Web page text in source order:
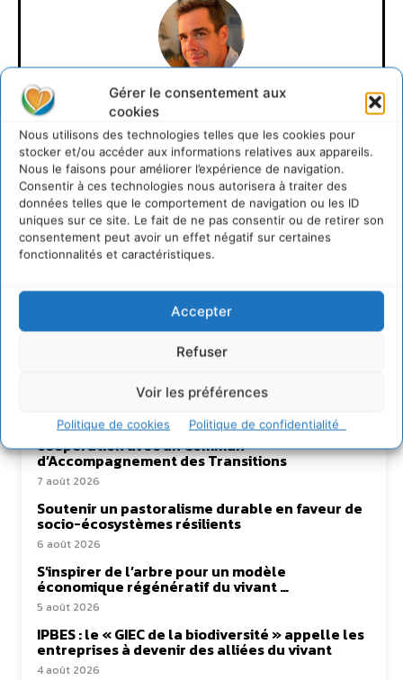
Gérer le consentement aux
cookies
Nous utilisons des technologies telles que les cookies pour
stocker et/ou accéder aux informations relatives aux appareils.
Nous le faisons pour améliorer l’expérience de navigation.
Consentir à ces technologies nous autorisera à traiter des
données telles que le comportement de navigation ou les ID
uniques sur ce site. Le fait de ne pas consentir ou de retirer son
consentement peut avoir un effet négatif sur certaines
fonctionnalités et caractéristiques.
Accepter
Refuser
Voir les préférences
Politique de cookies Politique de confidentialité
David Naulin
https://cdurable.info
Journaliste de solutions écologiques et sociales en
Occitanie.
Lire aussi
Transformer les territoires par le dialogue et la
coopération avec un Commun
d’Accompagnement des Transitions
7 août 2026
Soutenir un pastoralisme durable en faveur de
socio-écosystèmes résilients
6 août 2026
S’inspirer de l’arbre pour un modèle
économique régénératif du vivant …
5 août 2026
IPBES : le « GIEC de la biodiversité » appelle les
entreprises à devenir des alliées du vivant
4 août 2026